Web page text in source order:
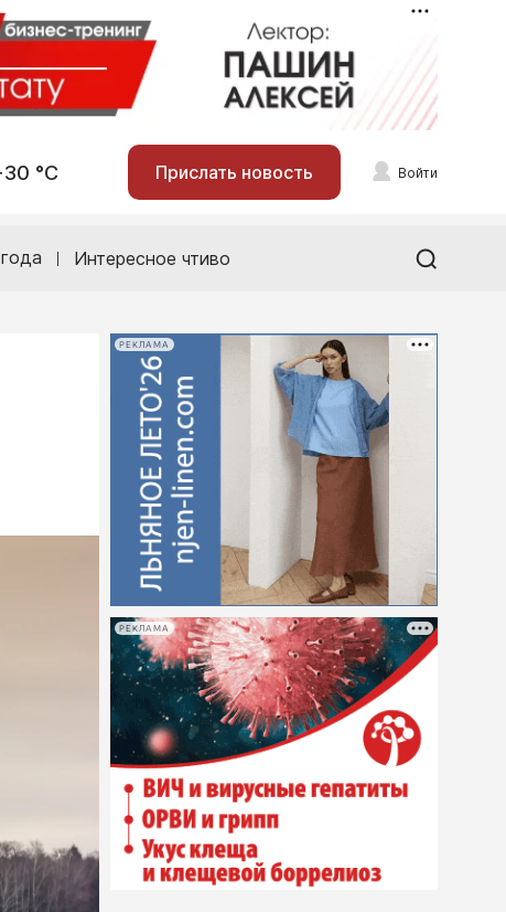
°С Прислать новость Войти
Интересное чтиво
РЕКЛАМА
РЕКЛАМА